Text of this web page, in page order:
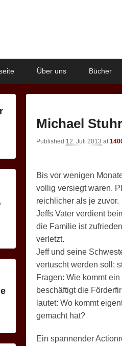
Über uns Bücher
Michael
Published 12. Juli 2013 at
Bis vor wenigen
vollig versiegt waren.
reichlicher als je zuvor.
Jeffs Vater verdient
die Familie ist
verletzt.
Jeff und seine
vertuscht werden soll;
Fragen: Wie kommt
beschäftigt die
lautet: Wo kommt
gemacht hat?
Ein spannender